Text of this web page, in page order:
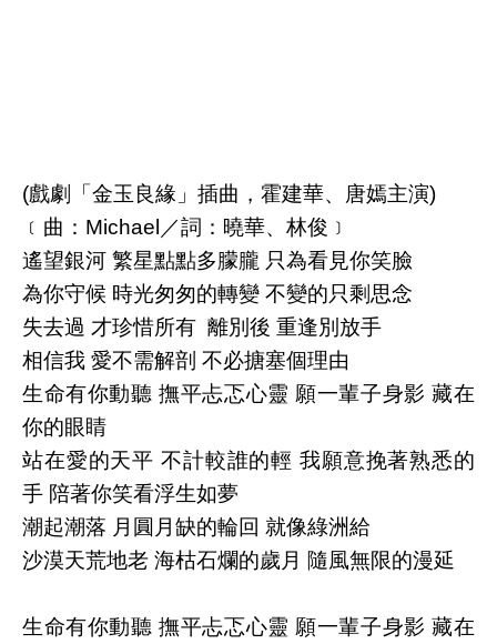
(戲劇「金玉良緣」插曲，霍建華、唐嫣主演)
﹝曲：Michael／詞：曉華、林俊﹞
遙望銀河 繁星點點多朦朧 只為看見你笑臉
為你守候 時光匆匆的轉變 不變的只剩思念
失去過 才珍惜所有 離別後 重逢別放手
相信我 愛不需解剖 不必搪塞個理由
生命有你動聽 撫平忐忑心靈 願一輩子身影 藏在
你的眼睛
站在愛的天平 不計較誰的輕 我願意挽著熟悉的
手 陪著你笑看浮生如夢
潮起潮落 月圓月缺的輪回 就像綠洲給
沙漠天荒地老 海枯石爛的歲月 隨風無限的漫延
生命有你動聽 撫平忐忑心靈 願一輩子身影 藏在